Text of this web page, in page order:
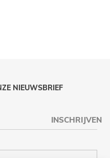
NIEUWSBRIEF
INSCHRIJVEN